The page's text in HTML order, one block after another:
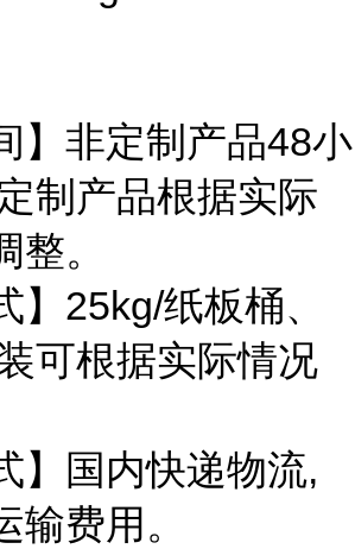
】非定制产品48小
制产品根据实际
整。
】 25kg/纸板桶、
可根据实际情况
】国内快递物流,
输费用。